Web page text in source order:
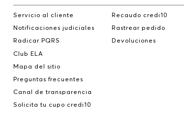
Servicio al cliente
Notificaciones judiciales
Radicar PQRS
Club ELA
Mapa del sitio
Preguntas frecuentes
Canal de transparencia
Solicita tu cupo credi10
Recaudo credi10
Rastrear pedido
Devoluciones